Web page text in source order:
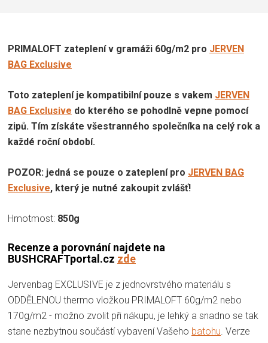
PRIMALOFT zateplení v gramáži 60g/m2 pro JERVEN
BAG Exclusive
Toto zateplení je kompatibilní pouze s vakem JERVEN
BAG Exclusive do kterého se pohodlně vepne pomocí
zipů. Tím získáte všestranného společníka na celý rok a
každé roční období.
POZOR: jedná se pouze o zateplení pro JERVEN BAG
Exclusive, který je nutné zakoupit zvlášť!
Hmotmost: 850g
Recenze a porovnání najdete na
BUSHCRAFTportal.cz zde
Jervenbag EXCLUSIVE je z jednovrstvého materiálu s
ODDĚLENOU thermo vložkou PRIMALOFT 60g/m2 nebo
170g/m2 - možno zvolit při nákupu, je lehký a snadno se tak
stane nezbytnou součástí vybavení Vašeho batohu . Verze